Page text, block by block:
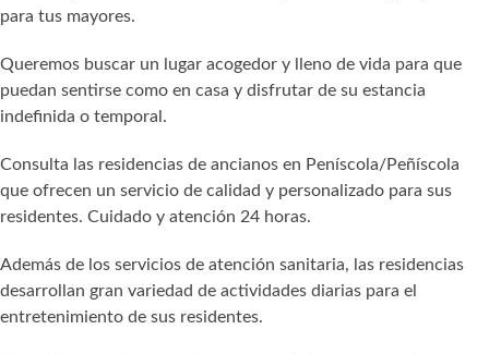
para tus mayores.
Queremos buscar un lugar acogedor y lleno de vida para que
puedan sentirse como en casa y disfrutar de su estancia
indefinida o temporal.
Consulta las residencias de ancianos en Peníscola/Peñíscola
que ofrecen un servicio de calidad y personalizado para sus
residentes. Cuidado y atención 24 horas.
Además de los servicios de atención sanitaria, las residencias
desarrollan gran variedad de actividades diarias para el
entretenimiento de sus residentes.